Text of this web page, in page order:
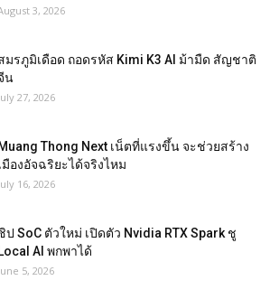
3, 2026
มรภูมิเดือด ถอดรหัส Kimi K3 AI ม้ามืด สัญชาติ
น
27, 2026
Muang Thong Next เน็ตที่แรงขึ้น จะช่วยสร้าง
มืองอัจฉริยะได้จริงไหม
16, 2026
ป SoC ตัวใหม่ เปิดตัว Nvidia RTX Spark ชู
Local AI พกพาได้
5, 2026